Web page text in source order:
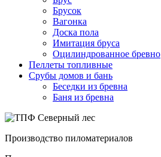
Брусок
Вагонка
Доска пола
Имитация бруса
Оцилиндрованное бревно
Пеллеты топливные
Срубы домов и бань
Беседки из бревна
Баня из бревна
Производство пиломатериалов